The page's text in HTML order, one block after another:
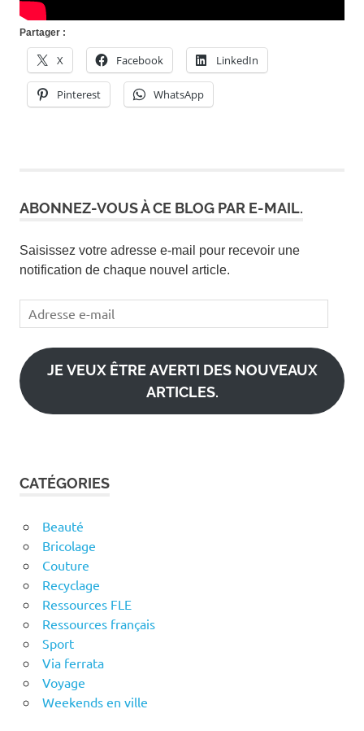
Partager :
X Facebook LinkedIn
Pinterest WhatsApp
ABONNEZ-VOUS À CE BLOG PAR E-MAIL.
Saisissez votre adresse e-mail pour recevoir une
notification de chaque nouvel article.
Adresse
e-
mail
JE VEUX ÊTRE AVERTI DES NOUVEAUX
ARTICLES.
CATÉGORIES
Beauté
Bricolage
Couture
Recyclage
Ressources FLE
Ressources français
Sport
Via ferrata
Voyage
Weekends en ville